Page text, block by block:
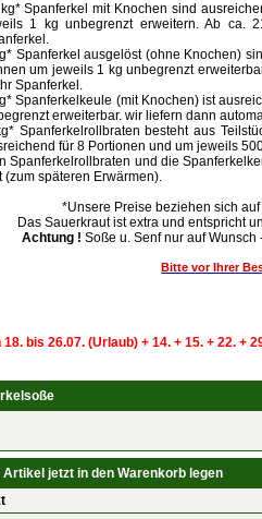
Spanferkel mit Knochen sind
1 kg unbegrenzt erweitern. Ab ca.
Spanferkel ausgelöst (ohne Knochen)
um jeweils 1 kg unbegrenzt
Spanferkel.
Spanferkelkeule (mit Knochen) ist
erweiterbar. wir liefern dann
Spanferkelrollbraten besteht aus
für 8 Portionen und um jeweils
Spanferkelrollbraten und die
(zum späteren Erwärmen).
*Unsere Preise beziehen sich
Das Sauerkraut ist extra und entspricht
Achtung ! Soße u. Senf nur auf
Bitte vor Ihrer
18. bis 26.07. (Urlaub) + 14. + 15. + 22. +
Artikel jetzt in den Warenkorb legen